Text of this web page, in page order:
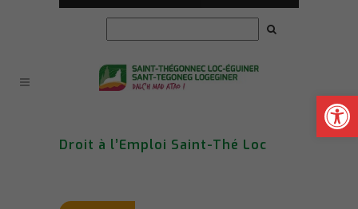
Ouvrir
Droit à l’Emploi Saint-Thé Loc